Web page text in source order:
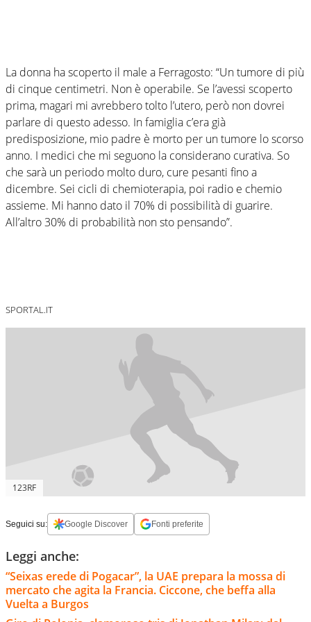
La donna ha scoperto il male a Ferragosto: “Un tumore di più
di cinque centimetri. Non è operabile. Se l’avessi scoperto
prima, magari mi avrebbero tolto l’utero, però non dovrei
parlare di questo adesso. In famiglia c’era già
predisposizione, mio padre è morto per un tumore lo scorso
anno. I medici che mi seguono la considerano curativa. So
che sarà un periodo molto duro, cure pesanti fino a
dicembre. Sei cicli di chemioterapia, poi radio e chemio
assieme. Mi hanno dato il 70% di possibilità di guarire.
All’altro 30% di probabilità non sto pensando”.
SPORTAL.IT
123RF
Seguici su: Google Discover Fonti preferite
Leggi anche:
“Seixas erede di Pogacar”, la UAE prepara la mossa di
mercato che agita la Francia. Ciccone, che beffa alla
Vuelta a Burgos